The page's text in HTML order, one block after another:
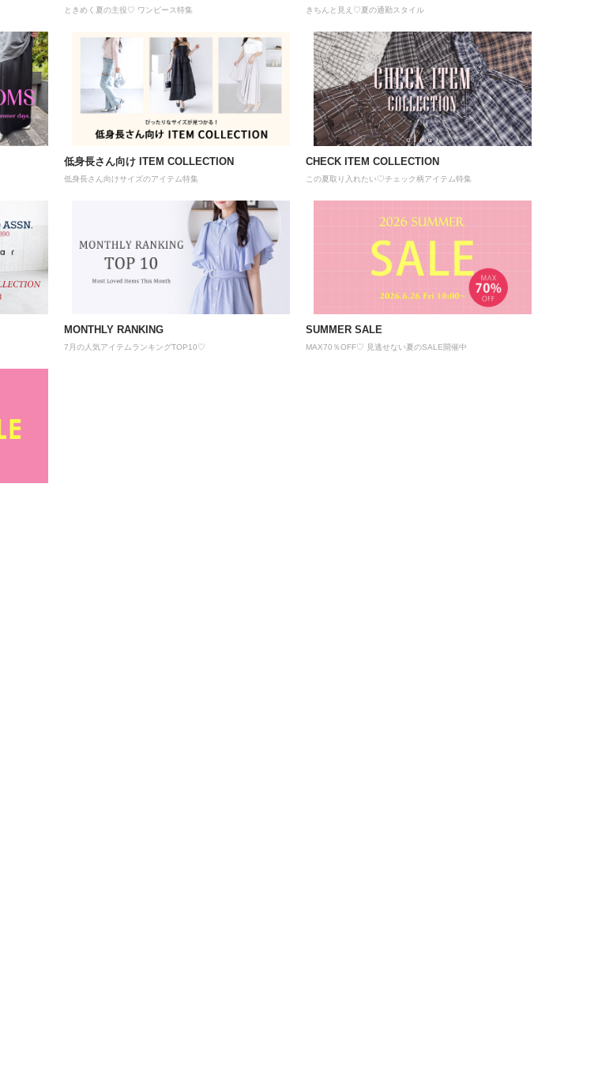
ときめく夏の主役♡ ワンピース特集 きちんと見え♡夏の通勤スタイル
低身長さん向け ITEM COLLECTION
低身長さん向けサイズのアイテム特集
CHECK ITEM COLLECTION
この夏取り入れたい♡チェック柄アイテム特集
MONTHLY RANKING
7月の人気アイテムランキングTOP10♡
SUMMER SALE
MAX70％OFF♡ 見逃せない夏のSALE開催中